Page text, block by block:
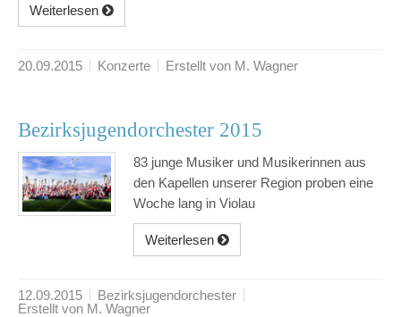
Weiterlesen
20.09.2015 Konzerte Erstellt von M. Wagner
Bezirksjugendorchester 2015
83 junge Musiker und Musikerinnen aus
den Kapellen unserer Region proben eine
Woche lang in Violau
Weiterlesen
12.09.2015
Bezirksjugendorchester
Erstellt von M. Wagner